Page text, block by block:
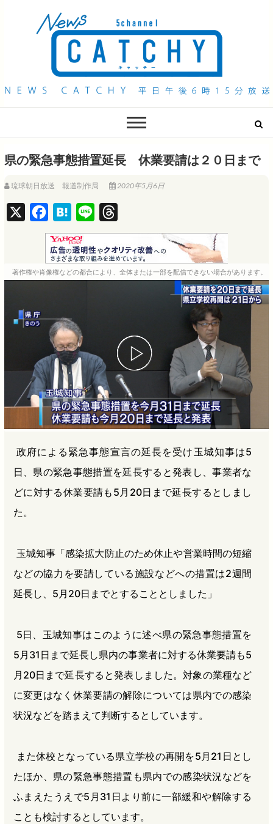
QAB NEWS Headline
県の緊急事態措置延長 休業要請は２０日まで
琉球朝日放送 報道制作局 2020年5月6日
a
c
e
o
k
H
a
t
e
i
n
e
h
r
e
著作権や肖像権などの都合により、全体または一部を配信できない場合があります。
政府による緊急事態宣言の延長を受け玉城知事は5
日、県の緊急事態措置を延長すると発表し、事業者な
どに対する休業要請も5月20日まで延長するとしまし
た。
玉城知事「感染拡大防止のため休止や営業時間の短縮
などの協力を要請している施設などへの措置は2週間
延長し、5月20日までとすることとしました」
5日、玉城知事はこのように述べ県の緊急事態措置を
5月31日まで延長し県内の事業者に対する休業要請も5
月20日まで延長すると発表しました。対象の業種など
に変更はなく休業要請の解除については県内での感染
状況などを踏まえて判断するとしています。
また休校となっている県立学校の再開を5月21日とし
たほか、県の緊急事態措置も県内での感染状況などを
ふまえたうえで5月31日より前に一部緩和や解除する
ことも検討するとしています。